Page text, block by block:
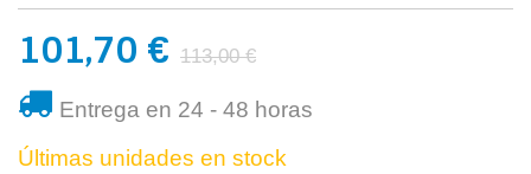
101,70 € 113,00 €
Entrega en 24 - 48 horas
Últimas unidades en stock